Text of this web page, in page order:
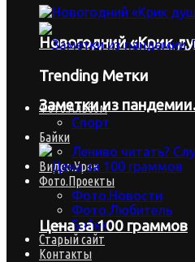
Новогодний «Крик
Trending Метки
Фото.Альбом
Спорт
Байки
Лениво читать?
Видео.Урок
Фото.Проекты
Фото.Новости
Фото.Любитель
Байки
Старый сайт
Контакты
Заметки из
Цена за 100 граммов